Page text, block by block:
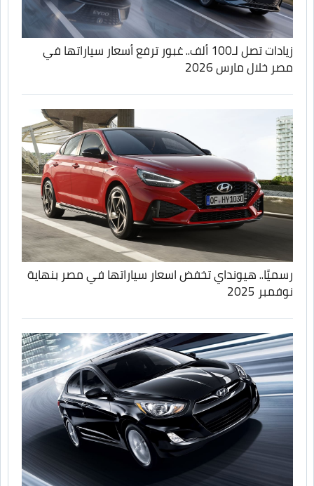
زيادات تصل لـ100 ألف.. غبور ترفع أسعار سياراتها في
مصر خلال مارس 2026
رسميًا.. هيونداي تخفض اسعار سياراتها في مصر بنهاية
نوفمبر 2025